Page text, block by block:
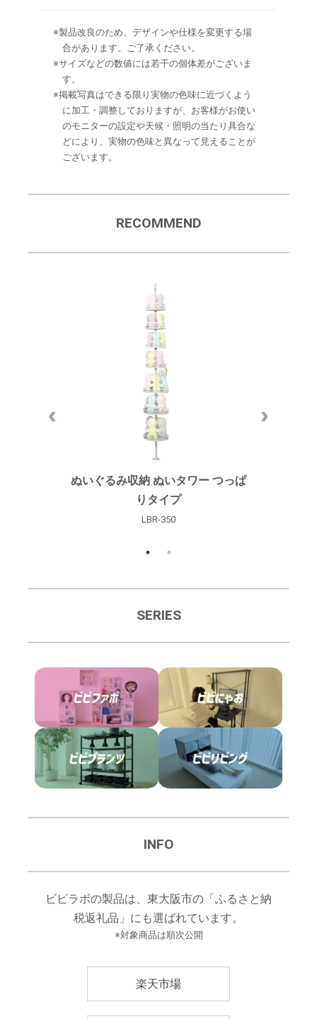
※製品改良のため、デザインや仕様を変更する場
合があります。ご了承ください。
※サイズなどの数値には若干の個体差がございま
す。
※掲載写真はできる限り実物の色味に近づくよう
に加工・調整しておりますが、お客様がお使い
のモニターの設定や天候・照明の当たり具合な
どにより、実物の色味と異なって見えることが
ございます。
RECOMMEND
ぬいぐるみ収納 ぬいタワー つっぱ
りタイプ
LBR-350
SERIES
INFO
ビビラボの製品は、東大阪市の「ふるさと納
税返礼品」にも選ばれています。
※対象商品は順次公開
楽天市場